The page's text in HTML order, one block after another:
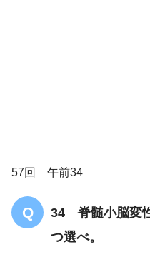
【PT】多
57回 午前34
34 脊髄小脳変
つ選べ。